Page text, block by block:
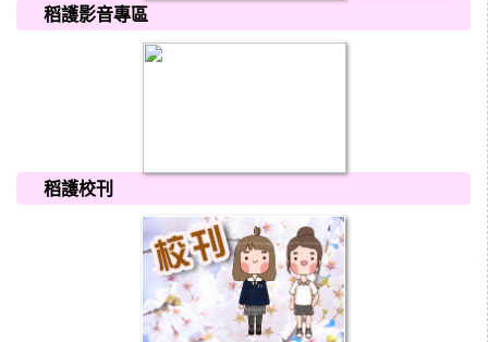
稻護影音專區
稻護校刊